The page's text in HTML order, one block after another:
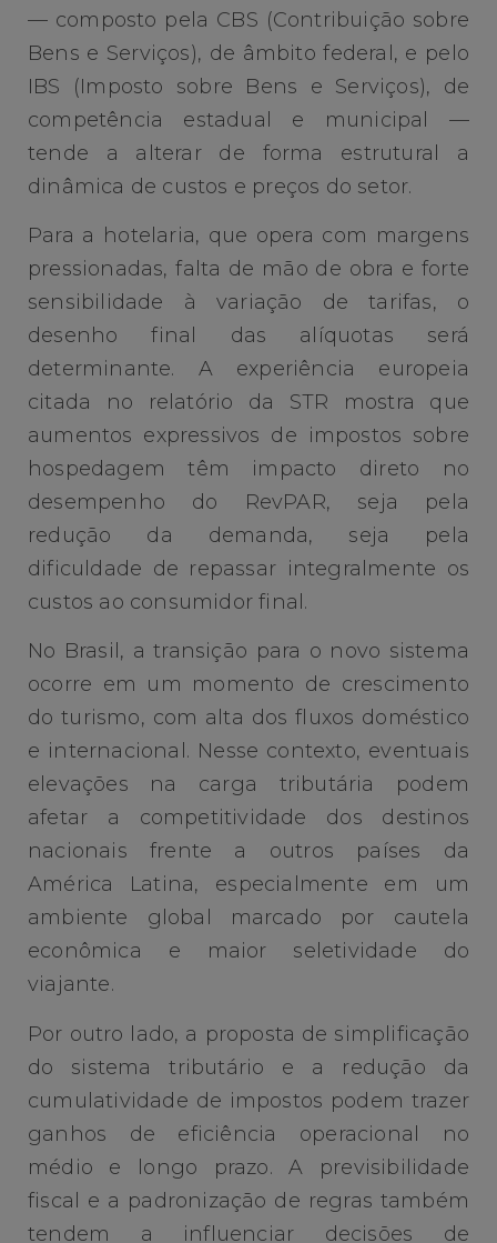
— composto pela CBS (Contribuição sobre
Bens e Serviços), de âmbito federal, e pelo
IBS (Imposto sobre Bens e Serviços), de
competência estadual e municipal —
tende a alterar de forma estrutural a
dinâmica de custos e preços do setor.
Para a hotelaria, que opera com margens
pressionadas, falta de mão de obra e forte
sensibilidade à variação de tarifas, o
desenho final das alíquotas será
determinante. A experiência europeia
citada no relatório da STR mostra que
aumentos expressivos de impostos sobre
hospedagem têm impacto direto no
desempenho do RevPAR, seja pela
redução da demanda, seja pela
dificuldade de repassar integralmente os
custos ao consumidor final.
No Brasil, a transição para o novo sistema
ocorre em um momento de crescimento
do turismo, com alta dos fluxos doméstico
e internacional. Nesse contexto, eventuais
elevações na carga tributária podem
afetar a competitividade dos destinos
nacionais frente a outros países da
América Latina, especialmente em um
ambiente global marcado por cautela
econômica e maior seletividade do
viajante.
Por outro lado, a proposta de simplificação
do sistema tributário e a redução da
cumulatividade de impostos podem trazer
ganhos de eficiência operacional no
médio e longo prazo. A previsibilidade
fiscal e a padronização de regras também
tendem a influenciar decisões de